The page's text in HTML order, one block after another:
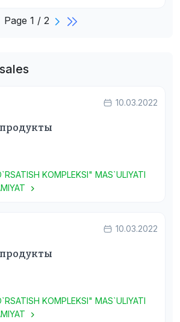
Page 1 / 2
10.03.2022
KOMPLEKSI" MAS`ULIYATI
10.03.2022
KOMPLEKSI" MAS`ULIYATI